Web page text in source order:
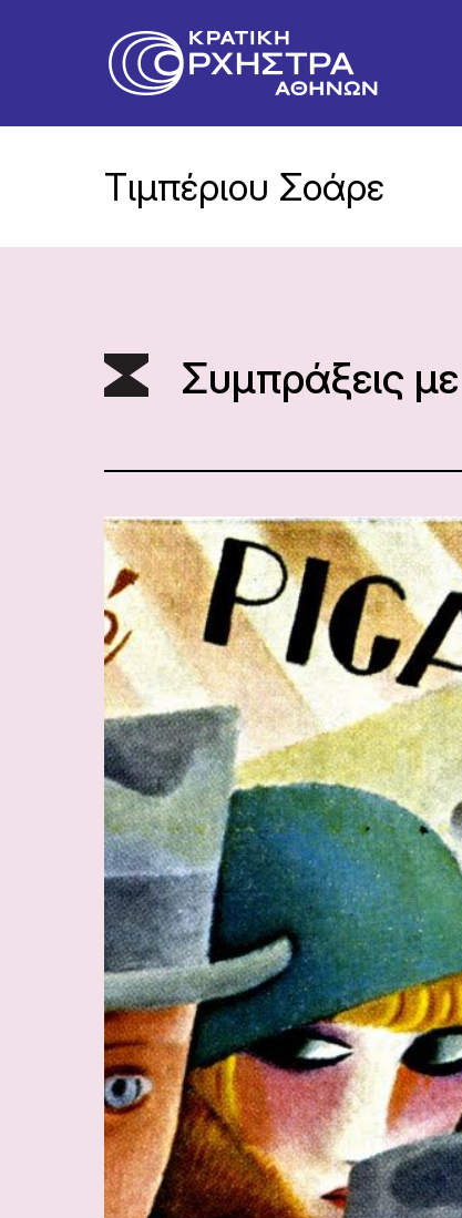
Τιμπέριου Σοάρε
Συμπράξεις